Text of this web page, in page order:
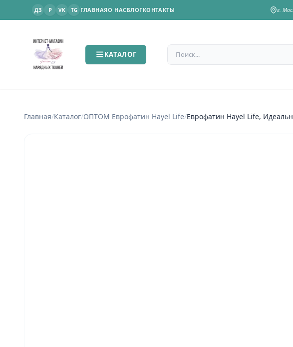
ДЗ P VK TG ГЛАВНАЯО НАСБЛОГКОНТАКТЫ г.
КАТАЛОГ Поиск по сайту
Главная/Каталог/ОПТОМ Еврофатин Hayel Life/Еврофатин Hayel Life,